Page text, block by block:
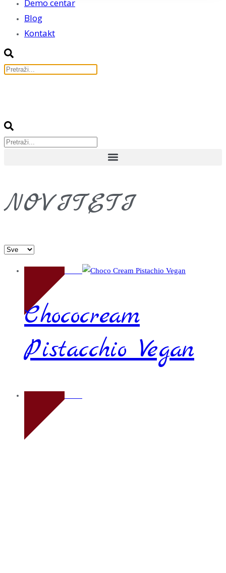
Demo centar
Blog
Kontakt
NOVITETI
Chococream
Pistacchio Vegan